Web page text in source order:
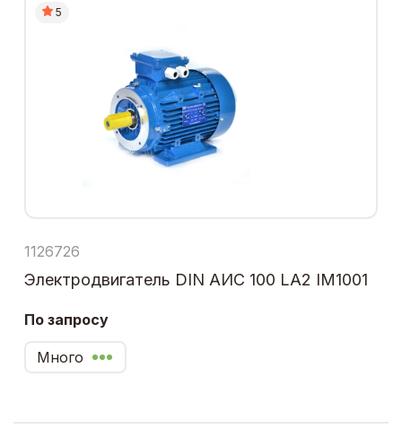
5
1126726
Электродвигатель DIN АИС 100 LA2 IM1001
По запросу
Много